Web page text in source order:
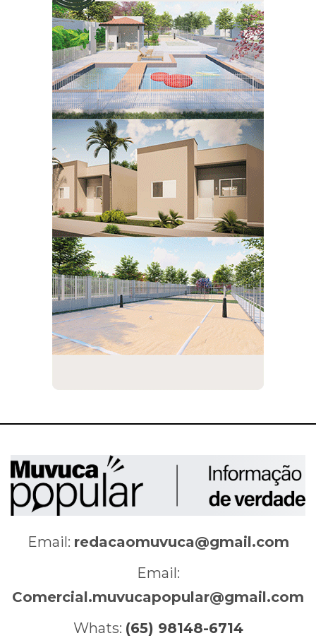
Email: redacaomuvuca@gmail.com
Email:
Comercial.muvucapopular@gmail.com
Whats: (65) 98148-6714